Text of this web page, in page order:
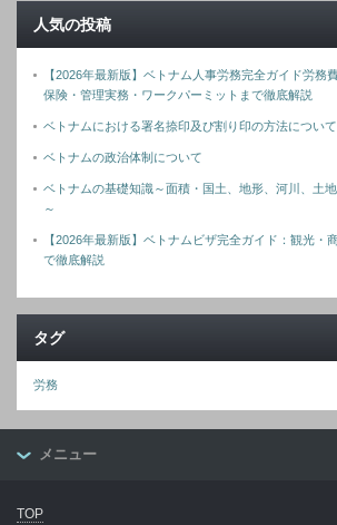
人気の投稿
【2026年最新版】ベトナム人事労務完全ガイド労務
保険・管理実務・ワークパーミットまで徹底解説
ベトナムにおける署名捺印及び割り印の方法について
ベトナムの政治体制について
ベトナムの基礎知識～面積・国土、地形、河川、土
～
【2026年最新版】ベトナムビザ完全ガイド：観光・
で徹底解説
タグ
労務
メニュー
TOP